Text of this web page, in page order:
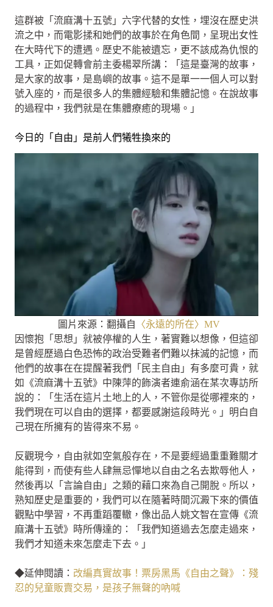
這群被「流麻溝十五號」六字代替的女性，埋沒在歷史洪
流之中，而電影揉和她們的故事於在角色間，呈現出女性
在大時代下的遭遇。歷史不能被遺忘，更不該成為仇恨的
工具，正如促轉會前主委楊翠所講：「這是臺灣的故事，
是大家的故事，是島嶼的故事。這不是單一一個人可以對
號入座的，而是很多人的集體經驗和集體記憶。在說故事
的過程中，我們就是在集體療癒的現場。」
今日的「自由」是前人們犧牲換來的
圖片來源：翻攝自
〈永遠的所在〉MV
因懷抱「思想」就被停權的人生，著實難以想像，但這卻
是曾經歷過白色恐怖的政治受難者們難以抹滅的記憶，而
他們的故事在在提醒著我們「民主自由」有多麼可貴，就
如《流麻溝十五號》中陳萍的飾演者連俞涵在某次專訪所
說的：「生活在這片土地上的人，不管你是從哪裡來的，
我們現在可以自由的選擇，都要感謝這段時光。」明白自
己現在所擁有的皆得來不易。
反觀現今，自由就如空氣般存在，不是要經過重重難關才
能得到，而使有些人肆無忌憚地以自由之名去欺辱他人，
然後再以「言論自由」之類的藉口來為自己開脫。所以，
熟知歷史是重要的，我們可以在隨著時間沉澱下來的價值
觀點中學習，不再重蹈覆轍，像出品人姚文智在宣傳《流
麻溝十五號》時所傳達的：「我們知道過去怎麼走過來，
我們才知道未來怎麼走下去。」
◆延伸閱讀： 改編真實故事！票房黑馬《自由之聲》：殘
忍的兒童販賣交易，是孩子無聲的吶喊